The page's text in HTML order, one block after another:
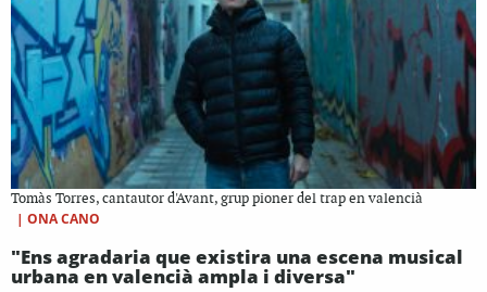
Tomàs Torres, cantautor d'Avant, grup pioner del trap en valencià
| ONA CANO
"Ens agradaria que existira una escena musical
urbana en valencià ampla i diversa"